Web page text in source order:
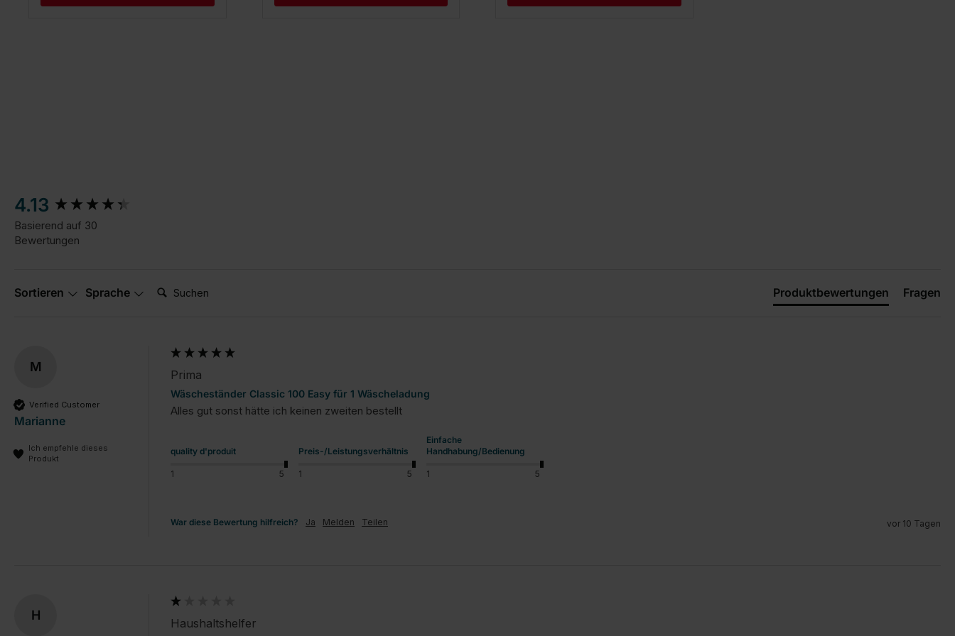
4.13
Basierend auf 30
Bewertungen
Sortieren Sprache Suchen: Produktbewertungen Fragen
M
Verified Customer
Marianne
Ich empfehle dieses
Produkt
Prima
Wäscheständer Classic 100 Easy für 1 Wäscheladung
quality d'produit
1 5
Preis-/Leistungsverhältnis
1 5
Einfache
Handhabung/Bedienung
1 5
War diese Bewertung hilfreich? Ja Melden Teilen vor 10 Tagen
H
Haushaltshelfer
New content loaded